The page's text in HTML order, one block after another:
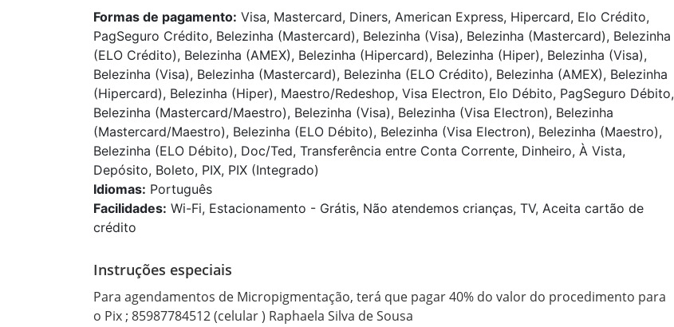
Formas de pagamento: Visa, Mastercard, Diners, American Express, Hipercard, Elo Crédito,
PagSeguro Crédito, Belezinha (Mastercard), Belezinha (Visa), Belezinha (Mastercard), Belezinha
(ELO Crédito), Belezinha (AMEX), Belezinha (Hipercard), Belezinha (Hiper), Belezinha (Visa),
Belezinha (Visa), Belezinha (Mastercard), Belezinha (ELO Crédito), Belezinha (AMEX), Belezinha
(Hipercard), Belezinha (Hiper), Maestro/Redeshop, Visa Electron, Elo Débito, PagSeguro Débito,
Belezinha (Mastercard/Maestro), Belezinha (Visa), Belezinha (Visa Electron), Belezinha
(Mastercard/Maestro), Belezinha (ELO Débito), Belezinha (Visa Electron), Belezinha (Maestro),
Belezinha (ELO Débito), Doc/Ted, Transferência entre Conta Corrente, Dinheiro, À Vista,
Depósito, Boleto, PIX, PIX (Integrado)
Idiomas: Português
Facilidades: Wi-Fi, Estacionamento - Grátis, Não atendemos crianças, TV, Aceita cartão de
crédito
Instruções especiais
Para agendamentos de Micropigmentação, terá que pagar 40% do valor do procedimento para
o Pix ; 85987784512 (celular ) Raphaela Silva de Sousa